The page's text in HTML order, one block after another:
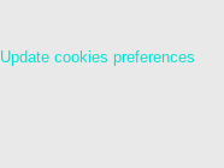
Update cookies preferences